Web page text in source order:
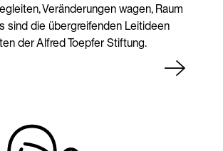
Veränderungen wagen, Raum
sind die übergreifenden Leitideen
der Alfred Toepfer Stiftung.